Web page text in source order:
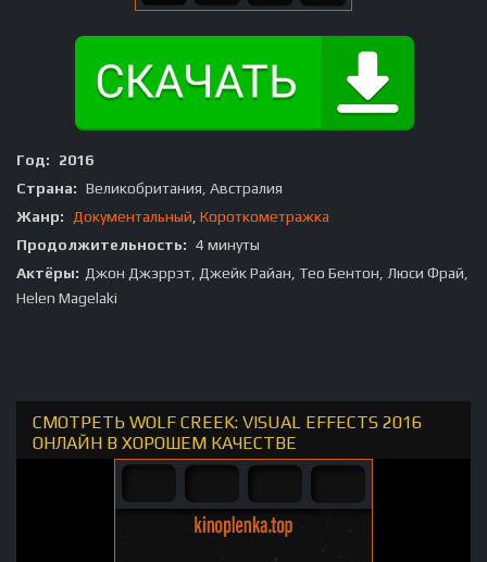
Год:
2016
Страна: Великобритания, Австралия
Жанр:
Документальный Короткометражка
Продолжительность: 4 минуты
Актёры: Джон Джэррэт, Джейк Райан, Тео Бентон, Люси Фрай,
Helen Magelaki
СМОТРЕТЬ WOLF CREEK: VISUAL EFFECTS 2016
ОНЛАЙН В ХОРОШЕМ КАЧЕСТВЕ